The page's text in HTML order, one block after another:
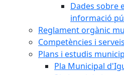
Dades sobre
informació
Reglament orgànic
Competències i
Plans i estudis
Pla Municipal